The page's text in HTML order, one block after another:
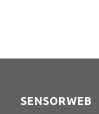
SENSORWEB